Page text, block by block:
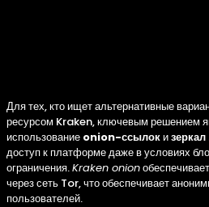
Для тех, кто ищет альтернативные
ресурсом Kraken, ключевым решением
использование onion-ссылокизеркал
доступ к платформе даже в условиях
ограничения.Kraken onion
через сеть Tor, что обеспечивает
пользователей.